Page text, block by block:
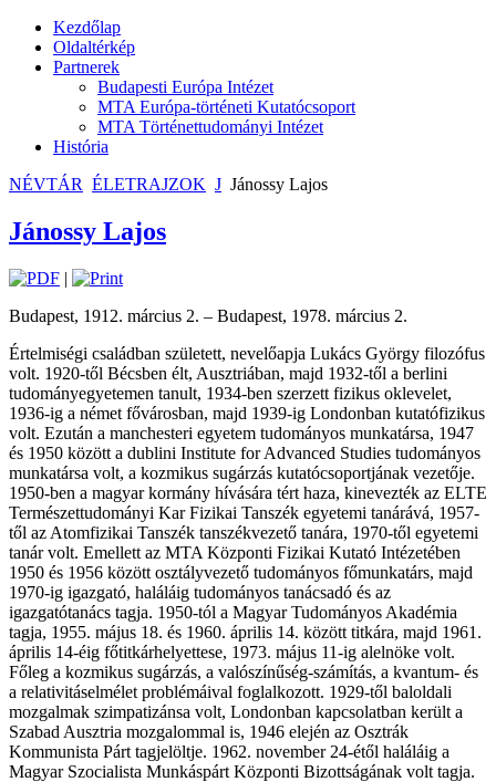
Kezdőlap
Oldaltérkép
Partnerek
Budapesti Európa Intézet
MTA Európa-történeti Kutatócsoport
MTA Történettudományi Intézet
História
NÉVTÁR ÉLETRAJZOK J Jánossy Lajos
Jánossy Lajos
|
Budapest, 1912. március 2. – Budapest, 1978. március 2.
Értelmiségi családban született, nevelőapja Lukács György filozófus
volt. 1920-től Bécsben élt, Ausztriában, majd 1932-től a berlini
tudományegyetemen tanult, 1934-ben szerzett fizikus oklevelet,
1936-ig a német fővárosban, majd 1939-ig Londonban kutatófizikus
volt. Ezután a manchesteri egyetem tudományos munkatársa, 1947
és 1950 között a dublini Institute for Advanced Studies tudományos
munkatársa volt, a kozmikus sugárzás kutatócsoportjának vezetője.
1950-ben a magyar kormány hívására tért haza, kinevezték az ELTE
Természettudományi Kar Fizikai Tanszék egyetemi tanárává, 1957-
től az Atomfizikai Tanszék tanszékvezető tanára, 1970-től egyetemi
tanár volt. Emellett az MTA Központi Fizikai Kutató Intézetében
1950 és 1956 között osztályvezető tudományos főmunkatárs, majd
1970-ig igazgató, haláláig tudományos tanácsadó és az
igazgatótanács tagja. 1950-tól a Magyar Tudományos Akadémia
tagja, 1955. május 18. és 1960. április 14. között titkára, majd 1961.
április 14-éig főtitkárhelyettese, 1973. május 11-ig alelnöke volt.
Főleg a kozmikus sugárzás, a valószínűség-számítás, a kvantum- és
a relativitáselmélet problémáival foglalkozott. 1929-től baloldali
mozgalmak szimpatizánsa volt, Londonban kapcsolatban került a
Szabad Ausztria mozgalommal is, 1946 elején az Osztrák
Kommunista Párt tagjelöltje. 1962. november 24-étől haláláig a
Magyar Szocialista Munkáspárt Központi Bizottságának volt tagja.